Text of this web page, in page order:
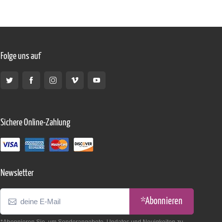
Folge uns auf
Sichere Online-Zahlung
Newsletter
*Abonnieren